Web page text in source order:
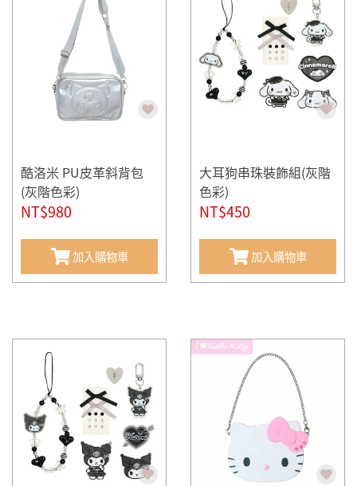
酷洛米 PU皮革斜背包
(灰階色彩)
NT$980
加入購物車
大耳狗串珠裝飾組(灰階
色彩)
NT$450
加入購物車